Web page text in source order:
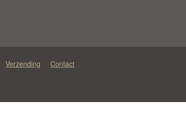
Verzending Contact